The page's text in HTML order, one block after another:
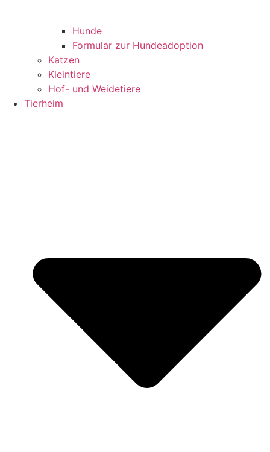
Hunde
Formular zur Hundeadoption
Katzen
Kleintiere
Hof- und Weidetiere
Tierheim